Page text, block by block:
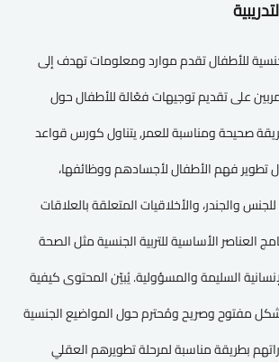
للأطفال تقدم موارد ومعلومات تهدف إلى
على تقديم توجيهات فعّالة للأطفال حول
صحيحة ومناسبة للعمر, يتناول كورس قواعد
تطوير فهم الأطفال لأجسادهم ووظائفها،
والجندر، والأخلاقيات المتعلقة بالعلاقات
العناصر الأساسية للتربية الجنسية مثل الصحة
السليمة والمسؤولية. يُبيّن المحتوى كيفية
مفتوح وصريح ومُحترم حول المواضيع الجنسية
بطريقة مناسبة لمرحلة تطويرهم العقلي